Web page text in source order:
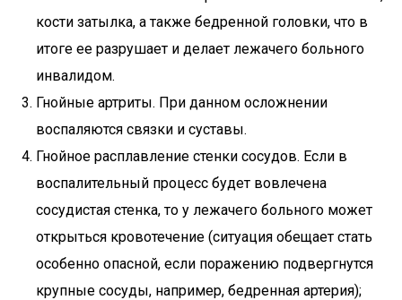
кости затылка, а также бедренной головки, что в
итоге ее разрушает и делает лежачего больного
инвалидом.
Гнойные артриты. При данном осложнении
воспаляются связки и суставы.
Гнойное расплавление стенки сосудов. Если в
воспалительный процесс будет вовлечена
сосудистая стенка, то у лежачего больного может
открыться кровотечение (ситуация обещает стать
особенно опасной, если поражению подвергнутся
крупные сосуды, например, бедренная артерия);